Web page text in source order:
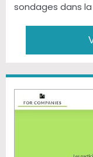
sondages dans